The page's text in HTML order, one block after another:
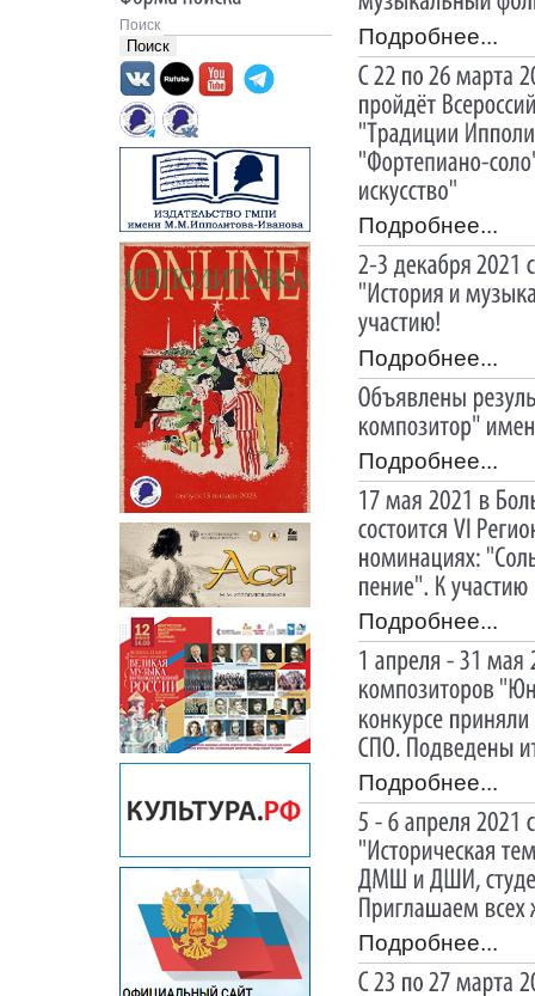
Поиск Подробнее...
Подробнее...
Подробнее...
Подробнее...
Подробнее...
Подробнее...
Подробнее...